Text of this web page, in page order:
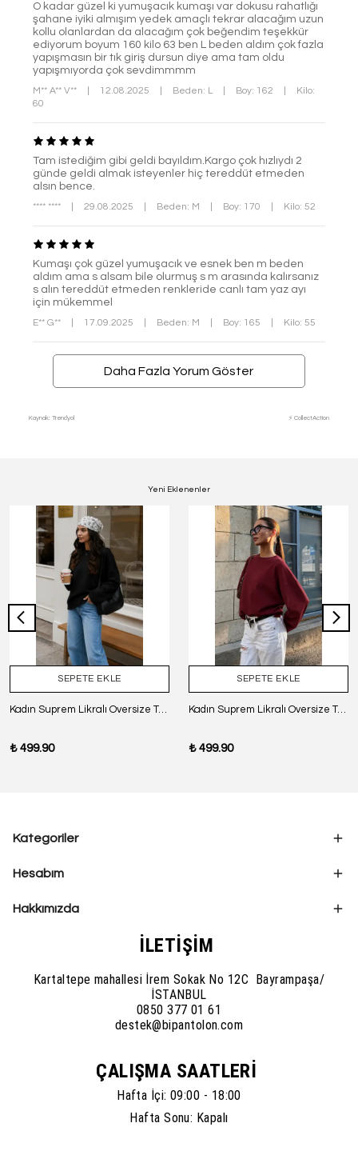
O kadar güzel ki yumuşacık kumaşı var dokusu rahatlığı
şahane iyiki almışım yedek amaçlı tekrar alacağım uzun
kollu olanlardan da alacağım çok beğendim teşekkür
ediyorum boyum 160 kilo 63 ben L beden aldım çok fazla
yapışmasın bir tık giriş dursun diye ama tam oldu
yapışmıyorda çok sevdimmmm
M** A** V** 12.08.2025 Beden: L Boy: 162
Kilo:
60
Tam istediğim gibi geldi bayıldım.Kargo çok hızlıydı 2
günde geldi almak isteyenler hiç tereddüt etmeden
alsın bence.
**** **** 29.08.2025 Beden: M Boy: 170 Kilo: 52
Kumaşı çok güzel yumuşacık ve esnek ben m beden
aldım ama s alsam bile olurmuş s m arasında kalırsanız
s alın tereddüt etmeden renkleride canlı tam yaz ayı
için mükemmel
E** G** 17.09.2025 Beden: M Boy: 165 Kilo: 55
Daha Fazla Yorum Göster
Kaynak: Trendyol ⚡ CollectAction
Yeni Eklenenler
SEPETE EKLE
Kadın Suprem Likralı Oversize T-Shirt - SİYAH
₺ 499.90
SEPETE EKLE
Kadın Suprem Likralı Oversize T-Shirt - BORDO
₺ 499.90
Kategoriler
Hesabım
Hakkımızda
İLETİŞİM
Kartaltepe mahallesi İrem Sokak No 12C Bayrampaşa/
İSTANBUL
0850 377 01 61
destek@bipantolon.com
ÇALIŞMA SAATLERİ
Hafta İçi: 09:00 - 18:00
Hafta Sonu: Kapalı